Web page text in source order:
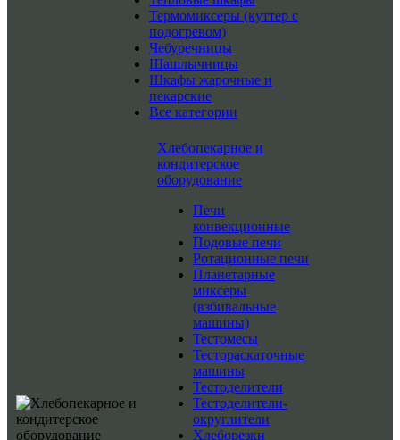
Термомиксеры (куттер с
подогревом)
Чебуречницы
Шашлычницы
Шкафы жарочные и
пекарские
Все категории
Хлебопекарное и
кондитерское
оборудование
Печи
конвекционные
Подовые печи
Ротационные печи
Планетарные
миксеры
(взбивальные
машины)
Тестомесы
Тестораскаточные
машины
Тестоделители
Тестоделители-
округлители
Хлеборезки